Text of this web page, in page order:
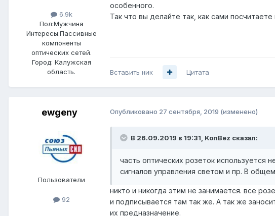
6.9k
Пол:Мужчина
Интересы:Пассивные
компоненты
оптических сетей.
Город: Калужская
область.
особенного.
Так что вы делайте так, как сами
Вставить ник Цитата
ewgeny
Пользователи
92
Опубликовано 27 сентября, 2019 (изменено)
В 26.09.2019 в 19:31, KonBez сказал:
часть оптических розеток используется
сигналов управления светом и пр. В
никто и никогда этим не занимается. все
и подписывается там так же. А так же
их предназначение.